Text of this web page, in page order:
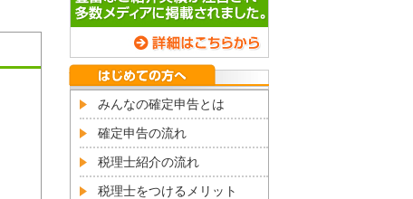
みんなの確定申告とは
確定申告の流れ
税理士紹介の流れ
税理士をつけるメリット